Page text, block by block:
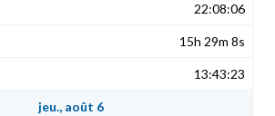
22:08:06
15h 29m 8s
13:43:23
jeu., août 6